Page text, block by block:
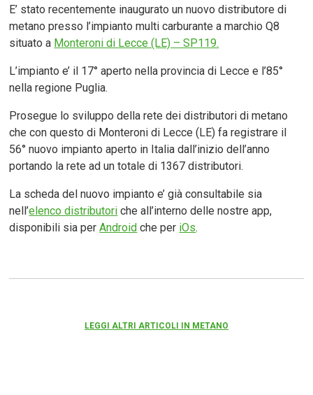
E’ stato recentemente inaugurato un nuovo distributore di
metano presso l’impianto multi carburante a marchio Q8
situato a Monteroni di Lecce (LE) – SP119.
L’impianto e’ il 17° aperto nella provincia di Lecce e l’85°
nella regione Puglia.
Prosegue lo sviluppo della rete dei distributori di metano
che con questo di Monteroni di Lecce (LE) fa registrare il
56° nuovo impianto aperto in Italia dall’inizio dell’anno
portando la rete ad un totale di 1367 distributori.
La scheda del nuovo impianto e’ già consultabile sia
nell’elenco distributori che all’interno delle nostre app,
disponibili sia perAndroid che per iOs.
LEGGI ALTRI ARTICOLI IN METANO